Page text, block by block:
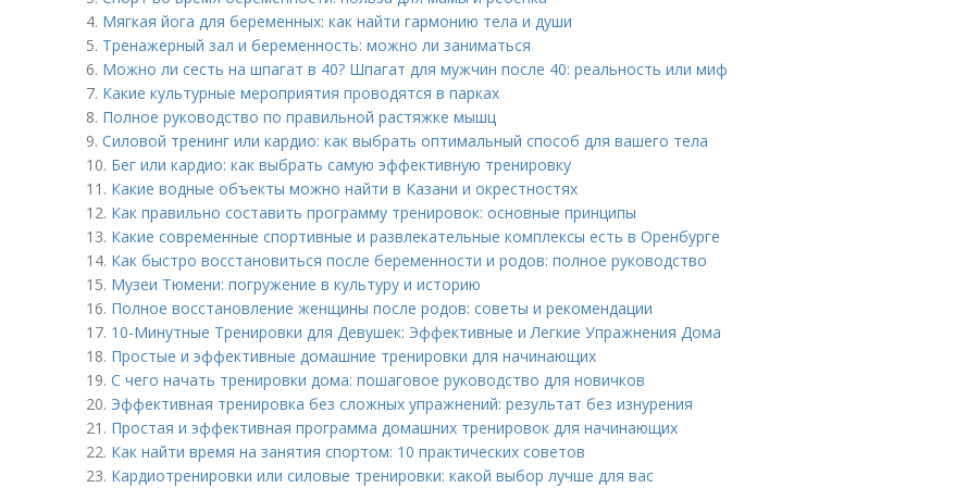
4. Мягкая йога для беременных: как найти гармонию тела и души
5. Тренажерный зал и беременность: можно ли заниматься
6. Можно ли сесть на шпагат в 40? Шпагат для мужчин после 40: реальность или миф
7. Какие культурные мероприятия проводятся в парках
8. Полное руководство по правильной растяжке мышц
9. Силовой тренинг или кардио: как выбрать оптимальный способ для вашего тела
10. Бег или кардио: как выбрать самую эффективную тренировку
11. Какие водные объекты можно найти в Казани и окрестностях
12. Как правильно составить программу тренировок: основные принципы
13. Какие современные спортивные и развлекательные комплексы есть в Оренбурге
14. Как быстро восстановиться после беременности и родов: полное руководство
15. Музеи Тюмени: погружение в культуру и историю
16. Полное восстановление женщины после родов: советы и рекомендации
17. 10-Минутные Тренировки для Девушек: Эффективные и Легкие Упражнения Дома
18. Простые и эффективные домашние тренировки для начинающих
19. С чего начать тренировки дома: пошаговое руководство для новичков
20. Эффективная тренировка без сложных упражнений: результат без изнурения
21. Простая и эффективная программа домашних тренировок для начинающих
22. Как найти время на занятия спортом: 10 практических советов
23. Кардиотренировки или силовые тренировки: какой выбор лучше для вас